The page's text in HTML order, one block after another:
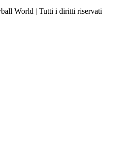
World | Tutti i diritti riservati